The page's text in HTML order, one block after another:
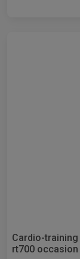
Cardio-
rt700 occasion